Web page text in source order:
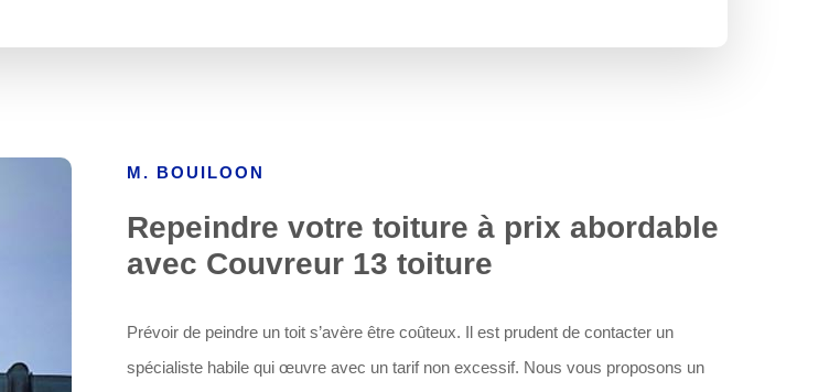
M. BOUILOON
Repeindre votre toiture à prix abordable
avec Couvreur 13 toiture
Prévoir de peindre un toit s’avère être coûteux. Il est prudent de contacter un
spécialiste habile qui œuvre avec un tarif non excessif. Nous vous proposons un